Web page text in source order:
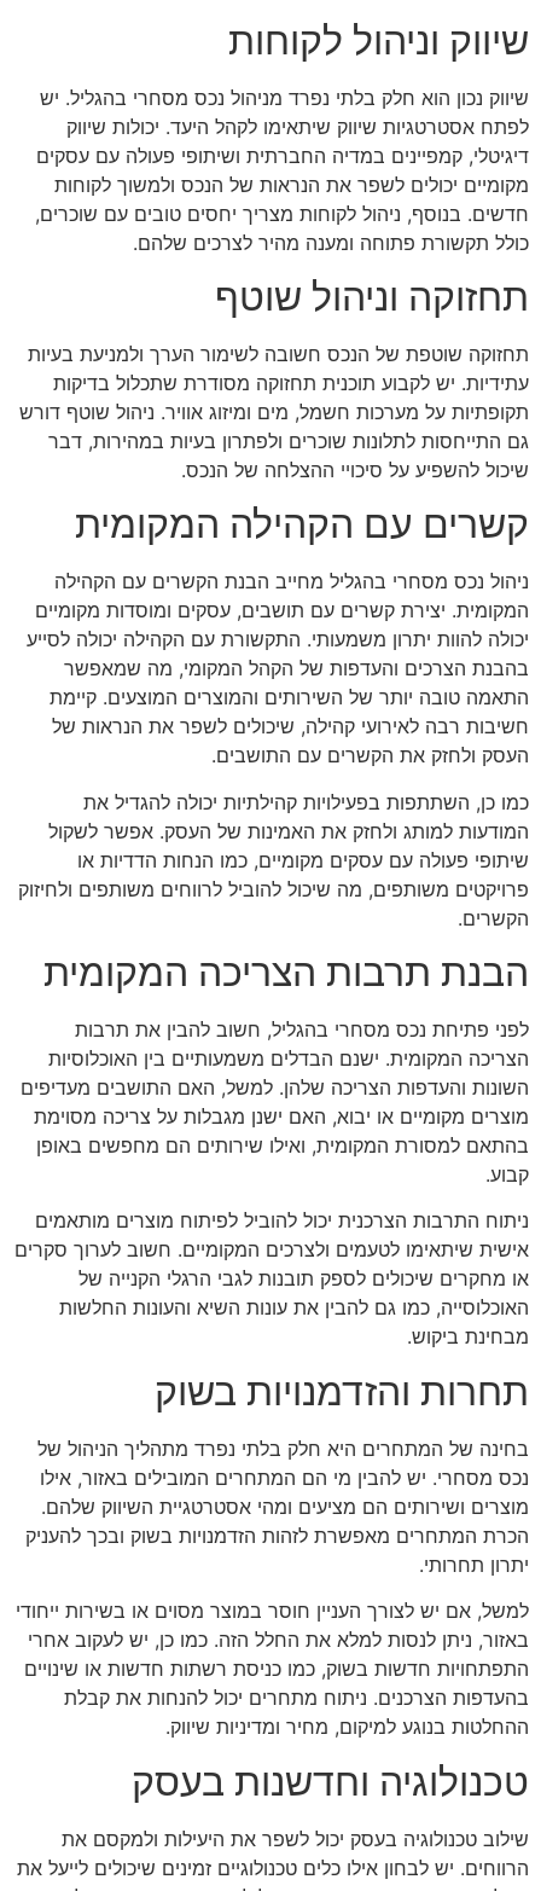
שיווק וניהול לקוחות
שיווק נכון הוא חלק בלתי נפרד מניהול נכס מסחרי בהגליל. יש
לפתח אסטרטגיות שיווק שיתאימו לקהל היעד. יכולות שיווק
דיגיטלי, קמפיינים במדיה החברתית ושיתופי פעולה עם עסקים
מקומיים יכולים לשפר את הנראות של הנכס ולמשוך לקוחות
חדשים. בנוסף, ניהול לקוחות מצריך יחסים טובים עם שוכרים,
כולל תקשורת פתוחה ומענה מהיר לצרכים שלהם.
תחזוקה וניהול שוטף
תחזוקה שוטפת של הנכס חשובה לשימור הערך ולמניעת בעיות
עתידיות. יש לקבוע תוכנית תחזוקה מסודרת שתכלול בדיקות
תקופתיות על מערכות חשמל, מים ומיזוג אוויר. ניהול שוטף דורש
גם התייחסות לתלונות שוכרים ולפתרון בעיות במהירות, דבר
שיכול להשפיע על סיכויי ההצלחה של הנכס.
קשרים עם הקהילה המקומית
ניהול נכס מסחרי בהגליל מחייב הבנת הקשרים עם הקהילה
המקומית. יצירת קשרים עם תושבים, עסקים ומוסדות מקומיים
יכולה להוות יתרון משמעותי. התקשורת עם הקהילה יכולה לסייע
בהבנת הצרכים והעדפות של הקהל המקומי, מה שמאפשר
התאמה טובה יותר של השירותים והמוצרים המוצעים. קיימת
חשיבות רבה לאירועי קהילה, שיכולים לשפר את הנראות של
העסק ולחזק את הקשרים עם התושבים.
כמו כן, השתתפות בפעילויות קהילתיות יכולה להגדיל את
המודעות למותג ולחזק את האמינות של העסק. אפשר לשקול
שיתופי פעולה עם עסקים מקומיים, כמו הנחות הדדיות או
פרויקטים משותפים, מה שיכול להוביל לרווחים משותפים ולחיזוק
הקשרים.
הבנת תרבות הצריכה המקומית
לפני פתיחת נכס מסחרי בהגליל, חשוב להבין את תרבות
הצריכה המקומית. ישנם הבדלים משמעותיים בין האוכלוסיות
השונות והעדפות הצריכה שלהן. למשל, האם התושבים מעדיפים
מוצרים מקומיים או יבוא, האם ישנן מגבלות על צריכה מסוימת
בהתאם למסורת המקומית, ואילו שירותים הם מחפשים באופן
קבוע.
ניתוח התרבות הצרכנית יכול להוביל לפיתוח מוצרים מותאמים
אישית שיתאימו לטעמים ולצרכים המקומיים. חשוב לערוך סקרים
או מחקרים שיכולים לספק תובנות לגבי הרגלי הקנייה של
האוכלוסייה, כמו גם להבין את עונות השיא והעונות החלשות
מבחינת ביקוש.
תחרות והזדמנויות בשוק
בחינה של המתחרים היא חלק בלתי נפרד מתהליך הניהול של
נכס מסחרי. יש להבין מי הם המתחרים המובילים באזור, אילו
מוצרים ושירותים הם מציעים ומהי אסטרטגיית השיווק שלהם.
הכרת המתחרים מאפשרת לזהות הזדמנויות בשוק ובכך להעניק
יתרון תחרותי.
למשל, אם יש לצורך העניין חוסר במוצר מסוים או בשירות ייחודי
באזור, ניתן לנסות למלא את החלל הזה. כמו כן, יש לעקוב אחרי
התפתחויות חדשות בשוק, כמו כניסת רשתות חדשות או שינויים
בהעדפות הצרכנים. ניתוח מתחרים יכול להנחות את קבלת
ההחלטות בנוגע למיקום, מחיר ומדיניות שיווק.
טכנולוגיה וחדשנות בעסק
שילוב טכנולוגיה בעסק יכול לשפר את היעילות ולמקסם את
הרווחים. יש לבחון אילו כלים טכנולוגיים זמינים שיכולים לייעל את